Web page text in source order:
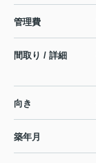
管理費
間取り / 詳細
向き
築年月